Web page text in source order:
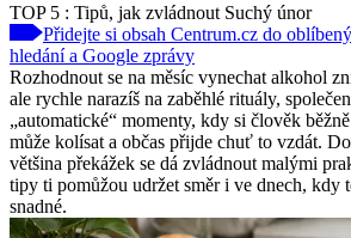
TOP 5 : Tipů, jak zvládnout Suchý únor
Přidejte si obsah Centrum.cz do
hledání a Google zprávy
Rozhodnout se na měsíc vynechat alkohol
ale rychle narazíš na zaběhlé rituály,
„automatické“ momenty, kdy si člověk
může kolísat a občas přijde chuť to vzdát.
většina překážek se dá zvládnout malými
tipy ti pomůžou udržet směr i ve dnech, kdy
snadné.